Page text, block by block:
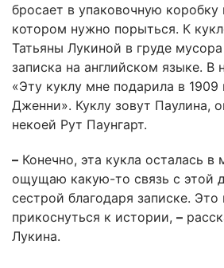
бросает в упаковочную
котором нужно порыться. К
Татьяны Лукиной в груде мусора
записка на английском языке. В
«Эту куклу мне подарила в 1909
Дженни». Куклу зовут Паулина,
некоей Рут Паунгарт.
– Конечно, эта кукла осталась
ощущаю какую-то связь с этой
сестрой благодаря записке.
прикоснуться к истории, –
Лукина.